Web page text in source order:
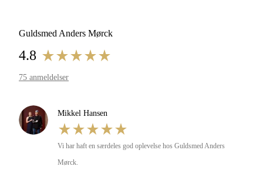
Guldsmed Anders Mørck
4.8
75 anmeldelser
Mikkel Hansen
Vi har haft en særdeles god oplevelse hos Guldsmed Anders
Mørck.